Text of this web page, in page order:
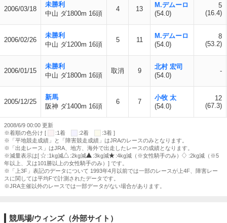
2006/03/18
未勝利
中山 ダ1800m 16頭
4 13
M.デムーロ
(54.0)
5
(16.4)
2006/02/26
未勝利
中山 ダ1200m 16頭
5 11
M.デムーロ
(54.0)
8
(53.2)
2006/01/15
未勝利
中山 ダ1800m 16頭
取消 9
北村 宏司
(54.0)
-
2005/12/25
新馬
阪神 ダ1400m 16頭
6 7
小牧 太
(54.0)
12
(67.3)
2008/6/9 00:00 更新
※着順の色分け [
:1着 :2着
:3着 ]
※「平地競走成績」と「障害競走成績」はJRAのレースのみとなります。
※「出走レース」はJRA、地方、海外で出走したレースの成績となります。
※減量表示は[
:1kg減 :2kg減 :3kg減 :4kg減（※女性騎手のみ）
:2kg減（※5
年以上、又は101勝以上の女性騎手のみ）] です。
※「上3F」表記のデータについて 1993年4月以前では一部のレースが上4F、障害レー
スに関しては平均Fで計測されたデータです。
※JRA主催以外のレースでは一部データがない場合があります。
競馬場/ウィンズ（外部サイト）